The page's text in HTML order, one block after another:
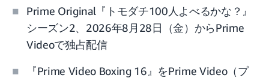
Prime Original『トモダチ100人よべるかな？』
シーズン2、2026年8月28日（金）からPrime
Videoで独占配信
『Prime Video Boxing 16』をPrime Video（プ